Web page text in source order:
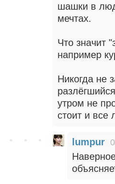
шашки в
мечтах.
Что значит
например
Никогда не
утром не
стоит и все
lumpur